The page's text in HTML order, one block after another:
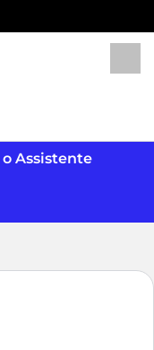
Assistente